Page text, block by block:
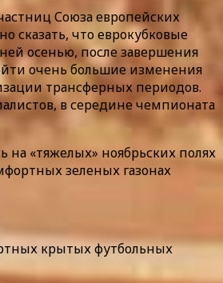
Союза европейских
сказать, что еврокубковые
осенью, после завершения
очень большие изменения
трансферных периодов.
в середине чемпионата
«тяжелых» ноябрьских полях
зеленых газонах
крытых футбольных